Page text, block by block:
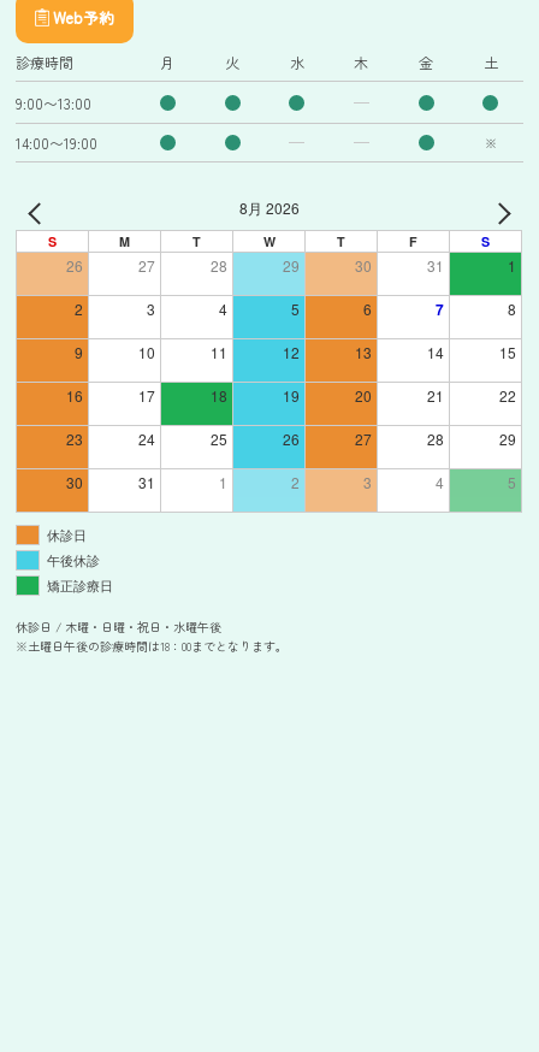
Web予約
診療時間 月 火 水 木 金 土
9:00〜13:00
14:00〜19:00
※
8月 2026
S M T W T F S
26 27 28 29 30 31 1
2 3 4 5 6 7 8
9 10 11 12 13 14 15
16 17 18 19 20 21 22
23 24 25 26 27 28 29
30 31 1 2 3 4 5
休診日
午後休診
矯正診療日
休診日 / 木曜・日曜・祝日・水曜午後
※土曜日午後の診療時間は18：00までとなります。